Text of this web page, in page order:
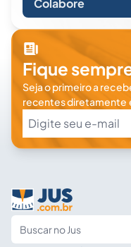
Colabore
Fique
Seja o primeiro a
recentes diretamente